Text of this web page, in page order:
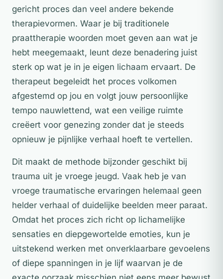
gericht proces dan veel andere bekende
therapievormen. Waar je bij traditionele
praattherapie woorden moet geven aan wat je
hebt meegemaakt, leunt deze benadering juist
sterk op wat je in je eigen lichaam ervaart. De
therapeut begeleidt het proces volkomen
afgestemd op jou en volgt jouw persoonlijke
tempo nauwlettend, wat een veilige ruimte
creëert voor genezing zonder dat je steeds
opnieuw je pijnlijke verhaal hoeft te vertellen.
Dit maakt de methode bijzonder geschikt bij
trauma uit je vroege jeugd. Vaak heb je van
vroege traumatische ervaringen helemaal geen
helder verhaal of duidelijke beelden meer paraat.
Omdat het proces zich richt op lichamelijke
sensaties en diepgewortelde emoties, kun je
uitstekend werken met onverklaarbare gevoelens
of diepe spanningen in je lijf waarvan je de